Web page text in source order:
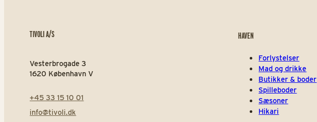
TIVOLI A/S
Vesterbrogade 3
1620 København V
+45 33 15 10 01
info@tivoli.dk
HAVEN
Forlystelser
Mad og drikke
Butikker & boder
Spilleboder
Sæsoner
Hikari